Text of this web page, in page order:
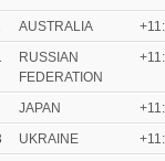
AUSTRALIA
RUSSIAN
FEDERATION
JAPAN
UKRAINE